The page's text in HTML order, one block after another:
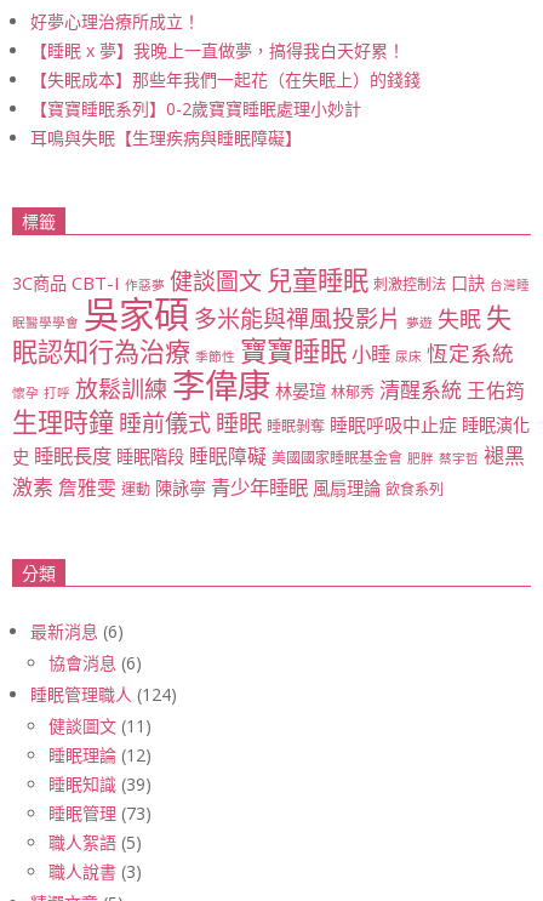
好夢心理治療所成立！
【睡眠 x 夢】我晚上一直做夢，搞得我白天好累！
【失眠成本】那些年我們一起花（在失眠上）的錢錢
【寶寶睡眠系列】0-2歲寶寶睡眠處理小妙計
耳鳴與失眠【生理疾病與睡眠障礙】
標籤
3C商品 CBT-I 作惡夢 健談圖文 兒童睡眠 刺激控制法 口訣 台灣睡
眠醫學學會 吳家碩 多米能與禪風投影片 夢遊 失眠 失
眠認知行為治療 季節性 寶寶睡眠小睡 尿床 恆定系統
懷孕 打呼 放鬆訓練 李偉康 林晏瑄 林郁秀 清醒系統 王佑筠
生理時鐘睡前儀式睡眠 睡眠剝奪 睡眠呼吸中止症 睡眠演化
史 睡眠長度 睡眠階段 睡眠障礙 美國國家睡眠基金會 肥胖 蔡宇哲 褪黑
激素詹雅雯 運動 陳詠寧 青少年睡眠 風扇理論 飲食系列
分類
最新消息 (6)
協會消息 (6)
睡眠管理職人 (124)
健談圖文 (11)
睡眠理論 (12)
睡眠知識 (39)
睡眠管理 (73)
職人絮語 (5)
職人說書 (3)